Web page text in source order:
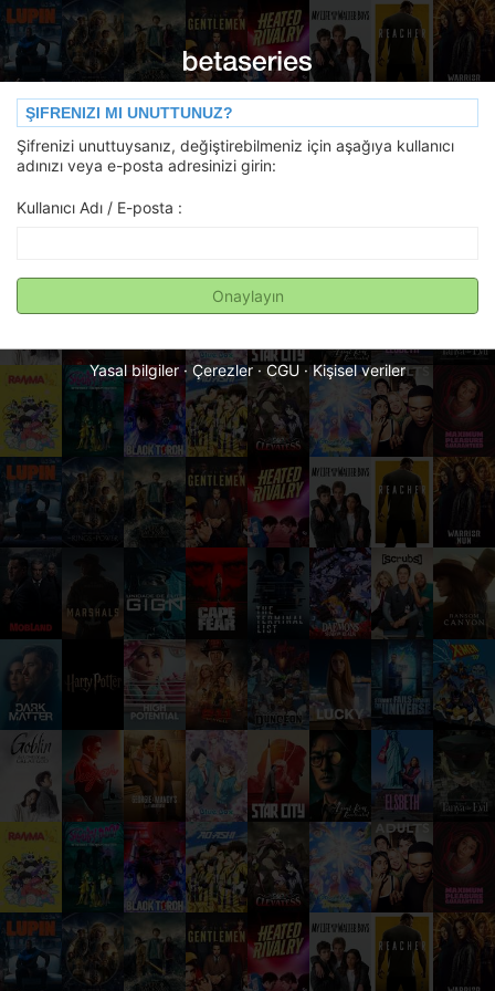
ŞIFRENIZI MI UNUTTUNUZ?
Şifrenizi unuttuysanız, değiştirebilmeniz için aşağıya kullanıcı
adınızı veya e-posta adresinizi girin:
Kullanıcı Adı / E-posta :
Onaylayın
Yasal bilgiler·Çerezler ·CGU ·Kişisel veriler